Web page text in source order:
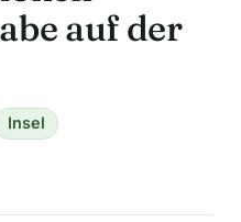
auf der
Insel